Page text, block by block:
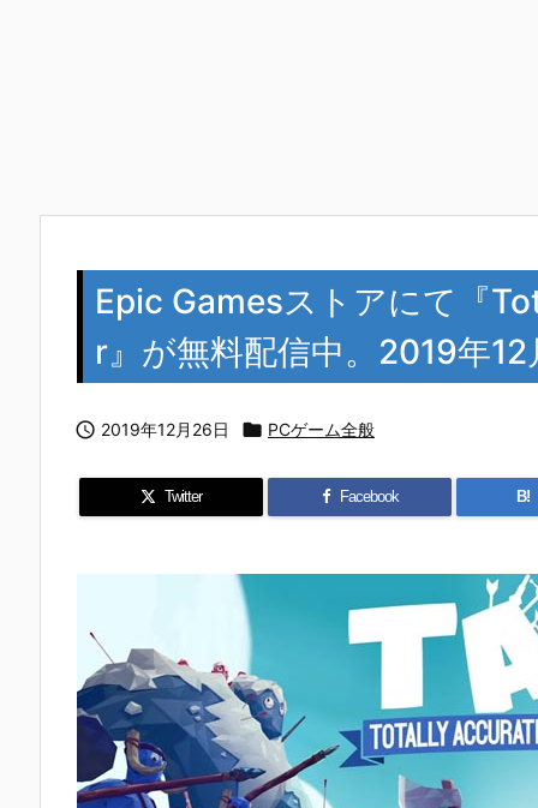
Epic Gamesストアにて『
r』が無料配信中。2019年
 2019年12月26日  PCゲーム全般
Twitter Facebook B!